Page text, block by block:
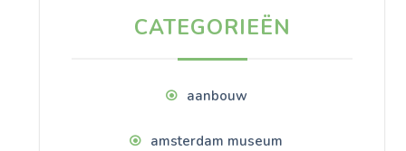
CATEGORIEËN
aanbouw
amsterdam museum